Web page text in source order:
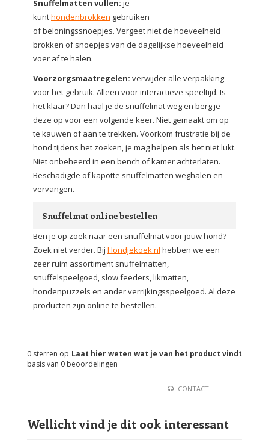
Snuffelmatten vullen: je
kunthondenbrokken gebruiken
of beloningssnoepjes. Vergeet niet de hoeveelheid
brokken of snoepjes van de dagelijkse hoeveelheid
voer af te halen.
Voorzorgsmaatregelen: verwijder alle verpakking
voor het gebruik. Alleen voor interactieve speeltijd. Is
het klaar? Dan haal je de snuffelmat weg en berg je
deze op voor een volgende keer. Niet gemaakt om op
te kauwen of aan te trekken. Voorkom frustratie bij de
hond tijdens het zoeken, je mag helpen als het niet lukt.
Niet onbeheerd in een bench of kamer achterlaten.
Beschadigde of kapotte snuffelmatten weghalen en
vervangen.
Snuffelmat online bestellen
Ben je op zoek naar een snuffelmat voor jouw hond?
Zoek niet verder. Bij Hondjekoek.nl hebben we een
zeer ruim assortiment snuffelmatten,
snuffelspeelgoed, slow feeders, likmatten,
hondenpuzzels en ander verrijkingsspeelgoed. Al deze
producten zijn online te bestellen.
Laat hier weten wat je van het product vindt
0 sterren op
basis van 0 beoordelingen
CONTACT
Wellicht vind je dit ook interessant